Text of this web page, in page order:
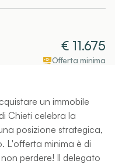
€ 11.675
Offerta minima
un immobile
Chieti celebra la
posizione strategica,
L'offerta minima è di
perdere! Il delegato